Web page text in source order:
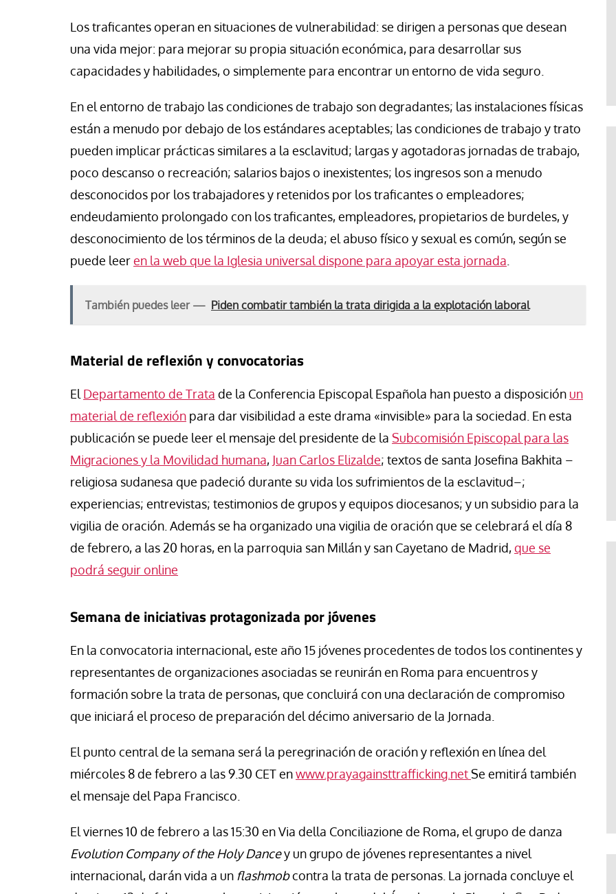
Los traficantes operan en situaciones de vulnerabilidad: se dirigen a personas que desean
una vida mejor: para mejorar su propia situación económica, para desarrollar sus
capacidades y habilidades, o simplemente para encontrar un entorno de vida seguro.
En el entorno de trabajo las condiciones de trabajo son degradantes; las instalaciones físicas
están a menudo por debajo de los estándares aceptables; las condiciones de trabajo y trato
pueden implicar prácticas similares a la esclavitud; largas y agotadoras jornadas de trabajo,
poco descanso o recreación; salarios bajos o inexistentes; los ingresos son a menudo
desconocidos por los trabajadores y retenidos por los traficantes o empleadores;
endeudamiento prolongado con los traficantes, empleadores, propietarios de burdeles, y
desconocimiento de los términos de la deuda; el abuso físico y sexual es común, según se
puede leeren la web que la Iglesia universal dispone para apoyar esta jornada
También puedes leer — Piden combatir también la trata dirigida a la explotación laboral
Material de reflexión y convocatorias
El Departamento de Trata de la Conferencia Episcopal Española han puesto a disposición un
material de reflexión para dar visibilidad a este drama «invisible» para la sociedad. En esta
publicación se puede leer el mensaje del presidente de la Subcomisión Episcopal para las
Migraciones y la Movilidad humana, Juan Carlos Elizalde; textos de santa Josefina Bakhita –
religiosa sudanesa que padeció durante su vida los sufrimientos de la esclavitud–;
experiencias; entrevistas; testimonios de grupos y equipos diocesanos; y un subsidio para la
vigilia de oración. Además se ha organizado una vigilia de oración que se celebrará el día 8
de febrero, a las 20 horas, en la parroquia san Millán y san Cayetano de Madrid,que se
podrá seguir online
Semana de iniciativas protagonizada por jóvenes
En la convocatoria internacional, este año 15 jóvenes procedentes de todos los continentes y
representantes de organizaciones asociadas se reunirán en Roma para encuentros y
formación sobre la trata de personas, que concluirá con una declaración de compromiso
que iniciará el proceso de preparación del décimo aniversario de la Jornada.
El punto central de la semana será la peregrinación de oración y reflexión en línea del
miércoles 8 de febrero a las 9.30 CET enwww.prayagainsttrafficking.netSe emitirá también
el mensaje del Papa Francisco.
El viernes 10 de febrero a las 15:30 en Via della Conciliazione de Roma, el grupo de danza
Evolution Company of the Holy Dancey un grupo de jóvenes representantes a nivel
internacional, darán vida a un flashmobcontra la trata de personas. La jornada concluye el